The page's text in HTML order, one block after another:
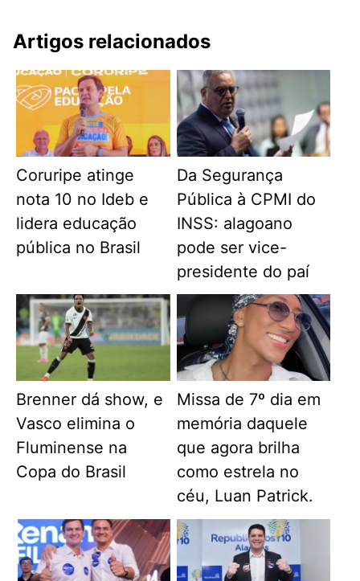
Artigos relacionados
Coruripe atinge
nota 10 no Ideb e
lidera educação
pública no Brasil
Da Segurança
Pública à CPMI do
INSS: alagoano
pode ser vice-
presidente do paí
Brenner dá show, e
Vasco elimina o
Fluminense na
Copa do Brasil
Missa de 7º dia em
memória daquele
que agora brilha
como estrela no
céu, Luan Patrick.